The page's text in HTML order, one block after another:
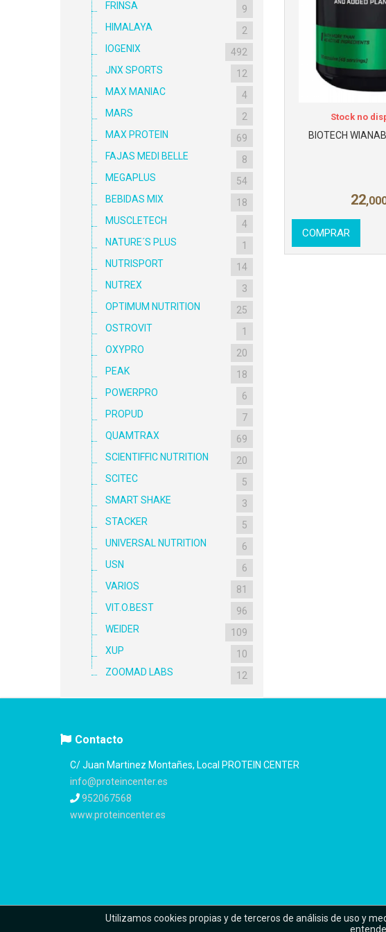
FRINSA
9
HIMALAYA
2
IOGENIX
492
JNX SPORTS
12
MAX MANIAC
4
MARS
2
MAX PROTEIN
69
FAJAS MEDI BELLE
8
MEGAPLUS
54
BEBIDAS MIX
18
MUSCLETECH
4
NATURE´S PLUS
1
NUTRISPORT
14
NUTREX
3
OPTIMUM NUTRITION
25
OSTROVIT
1
OXYPRO
20
PEAK
18
POWERPRO
6
PROPUD
7
QUAMTRAX
69
SCIENTIFFIC NUTRITION
20
SCITEC
5
SMART SHAKE
3
STACKER
5
UNIVERSAL NUTRITION
6
USN
6
VARIOS
81
VIT.O.BEST
96
WEIDER
109
XUP
10
ZOOMAD LABS
12
BIOTECH
22
Stock no
COMPRAR
Contacto
C/ Juan Martinez Montañes, Local PROTEIN CENTER
info@proteincenter.es
952067568
www.proteincenter.es
Utilizamos cookies propias y de terceros de análisis de uso y